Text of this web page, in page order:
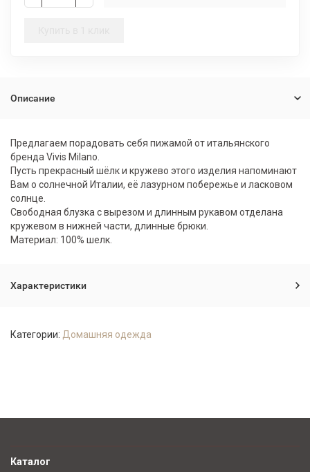
Описание
Предлагаем порадовать себя пижамой от итальянского
бренда Vivis Milano.
Пусть прекрасный шёлк и кружево этого изделия напоминают
Вам о солнечной Италии, её лазурном побережье и ласковом
солнце.
Свободная блузка с вырезом и длинным рукавом отделана
кружевом в нижней части, длинные брюки.
Материал: 100% шелк.
Характеристики
Категории: Домашняя одежда
Каталог